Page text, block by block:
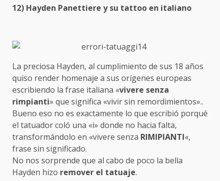
12) Hayden Panettiere y su tattoo en italiano
La preciosa Hayden, al cumplimiento de sus 18 años
quiso render homenaje a sus orígenes europeas
escribiendo la frase italiana «vivere senza
rimpianti» que significa «vivir sin remordimientos»..
Bueno eso no es exactamente lo que escribió porqué
el tatuador coló una «i» donde no hacia falta,
transformándolo en «vivere senza RIMIPIANTI«,
frase sin significado.
No nos sorprende que al cabo de poco la bella
Hayden hizo remover el tatuaje.